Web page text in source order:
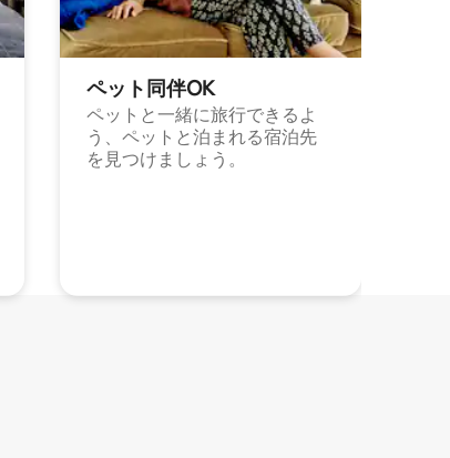
ペット同⁠伴OK
ペットと一緒に旅行できるよ
う、ペットと泊まれる宿泊先
を見つけましょう。